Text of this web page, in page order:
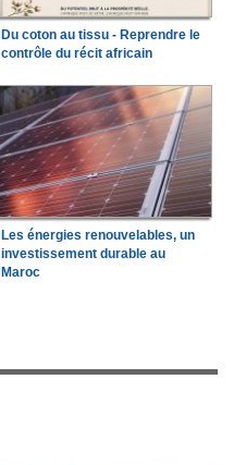
Du coton au tissu - Reprendre le
contrôle du récit africain
Les énergies renouvelables, un
investissement durable au
Maroc